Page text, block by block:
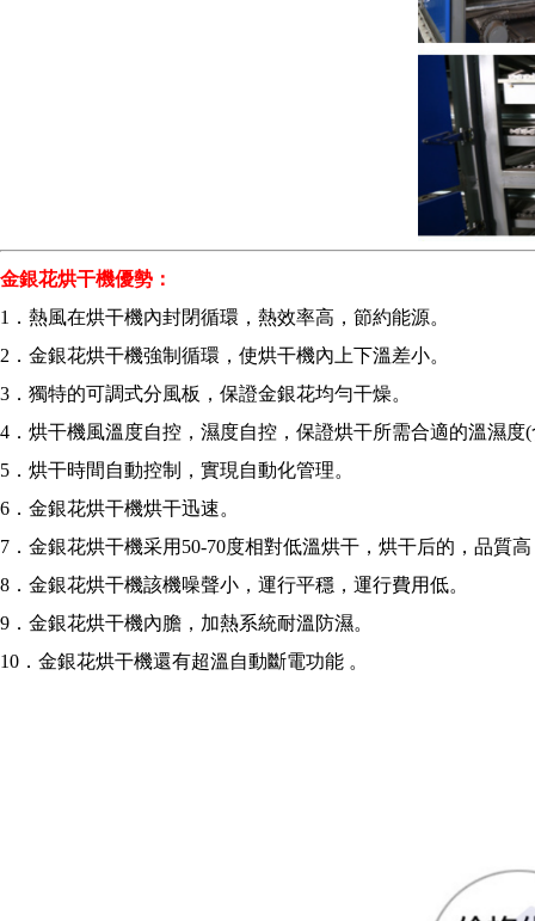
金銀花烘干機優勢：
1．熱風在烘干機內封閉循環，熱效率高，節約能源。
2． 金銀花烘干機強制循環，使烘干機內上下溫差小。
3．獨特的可調式分風板，保證金銀花均勻干燥。
4．烘干機風溫度自控，濕度自控，保證烘干所需合適的溫濕
5．烘干時間自動控制，實現自動化管理。
6．金銀花烘干機烘干迅速。
7．金銀花烘干機采用50-70度相對低溫烘干，烘干后的，品質
8． 金銀花烘干機該機噪聲小，運行平穩，運行費用低。
9．金銀花烘干機內膽，加熱系統耐溫防濕。
10．金銀花烘干機還有超溫自動斷電功能 。